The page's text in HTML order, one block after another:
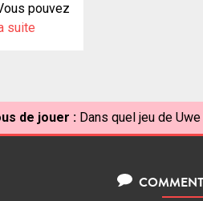
pouvez
suite
de jouer : Dans quel jeu de